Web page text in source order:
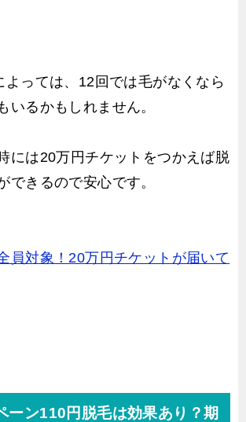
よっては、12回では毛がなくなら
いるかもしれません。
には20万円チケットをつかえば脱
できるので安心です。
員対象！20万円チケットが届いて
ーン110円脱毛は効果あり？期